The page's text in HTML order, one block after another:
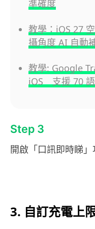
準確度
教學：iOS 27
攝角度 AI 自動
教學: Google
iOS 支援 70
Step 3
開啟「口訊即時睇」
3. 自訂充電上